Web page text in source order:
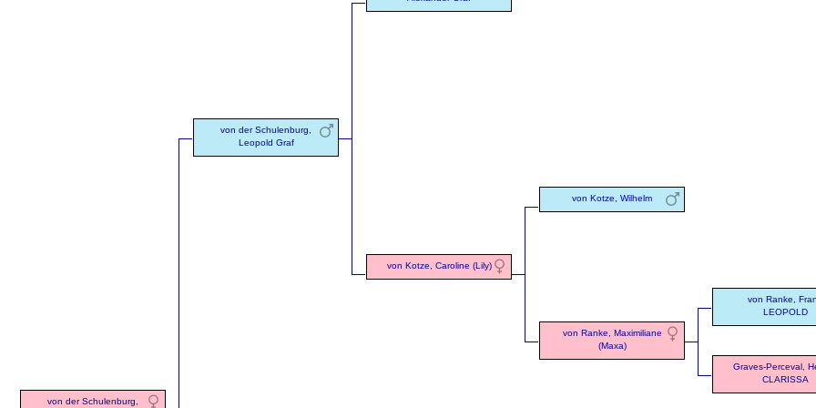
von der Schulenburg,
von der Schulenburg,
Leopold Graf
von Kotze, Caroline (Lily)
von Kotze, Wilhelm
von Ranke, Maximiliane
(Maxa)
von Ranke,
LEOPOLD
Graves-Perceval,
CLARISSA